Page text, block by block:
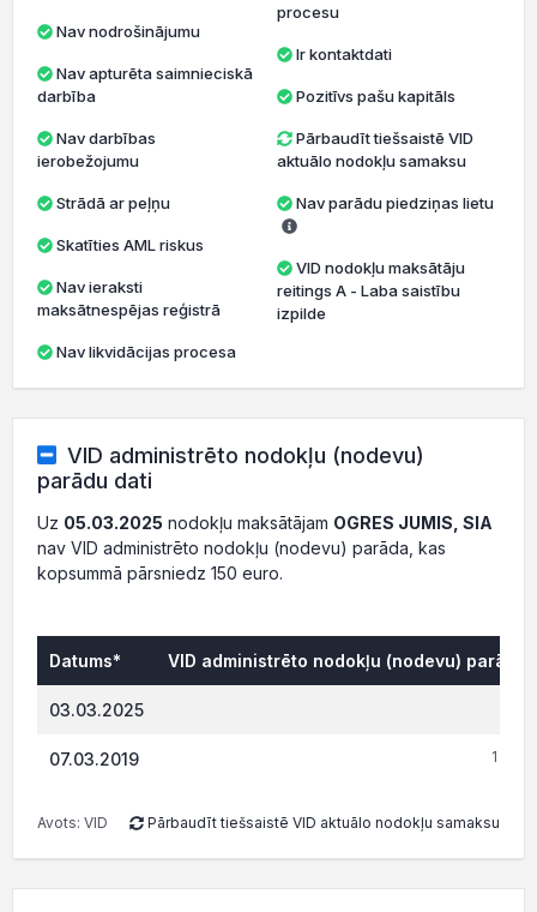
Nav nodrošinājumu
darbība
ierobežojumu
Strādā ar peļņu
Skatīties AML riskus
maksātnespējas reģistrā
Nav likvidācijas procesa
procesu
Ir kontaktdati
Pozitīvs pašu kapitāls
Pārbaudīt tiešsaistē VID
aktuālo nodokļu samaksu
Nav parādu piedziņas lietu
VID nodokļu maksātāju
reitings A - Laba saistību
izpilde
VID administrēto nodokļu (nodevu)
parādu dati
Uz 05.03.2025 nodokļu maksātājam OGRES JUMIS, SIA
nav VID administrēto nodokļu (nodevu) parāda, kas
kopsummā pārsniedz 150 euro.
Datums* VID administrēto nodokļu (nodevu) parāds,
03.03.2025
07.03.2019 1
Avots: VID Pārbaudīt tiešsaistē VID aktuālo nodokļu samaksu